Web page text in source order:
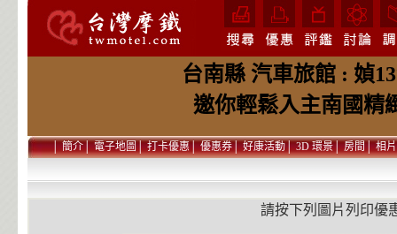
台南縣 汽車旅館 : 媜
邀你輕鬆入主南國精
│簡介│電子地圖│打卡優惠│優惠券│好康活動│3D 環景│房間│相片
請按下列圖片列印優